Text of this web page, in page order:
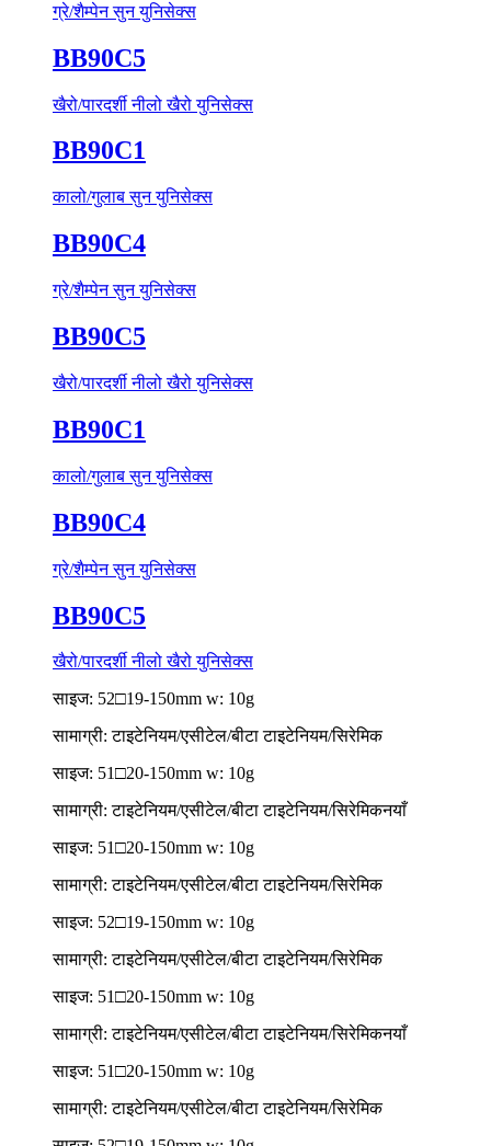
ग्रे/शैम्पेन सुन युनिसेक्स
BB90C5
खैरो/पारदर्शी नीलो खैरो युनिसेक्स
BB90C1
कालो/गुलाब सुन युनिसेक्स
BB90C4
ग्रे/शैम्पेन सुन युनिसेक्स
BB90C5
खैरो/पारदर्शी नीलो खैरो युनिसेक्स
BB90C1
कालो/गुलाब सुन युनिसेक्स
BB90C4
ग्रे/शैम्पेन सुन युनिसेक्स
BB90C5
खैरो/पारदर्शी नीलो खैरो युनिसेक्स
साइज: 52□19-150mm w: 10g
सामाग्री: टाइटेनियम/एसीटेल/बीटा टाइटेनियम/सिरेमिक
साइज: 51□20-150mm w: 10g
सामाग्री: टाइटेनियम/एसीटेल/बीटा टाइटेनियम/सिरेमिकनयाँ
साइज: 51□20-150mm w: 10g
सामाग्री: टाइटेनियम/एसीटेल/बीटा टाइटेनियम/सिरेमिक
साइज: 52□19-150mm w: 10g
सामाग्री: टाइटेनियम/एसीटेल/बीटा टाइटेनियम/सिरेमिक
साइज: 51□20-150mm w: 10g
सामाग्री: टाइटेनियम/एसीटेल/बीटा टाइटेनियम/सिरेमिकनयाँ
साइज: 51□20-150mm w: 10g
सामाग्री: टाइटेनियम/एसीटेल/बीटा टाइटेनियम/सिरेमिक